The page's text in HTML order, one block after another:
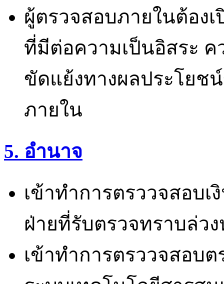
ผู้ตรวจสอบภายในต้องเ
ที่มีต่อความเป็นอิสระ ค
ขัดแย้งทางผลประโยช
ภายใน
5. อำนาจ
เข้าทำการตรววจสอบ
ฝ่ายที่รับตรวจทราบล่ว
เข้าทำการตรววจสอบ